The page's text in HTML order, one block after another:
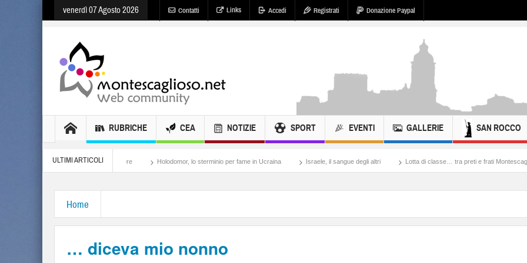
venerdì 07 Agosto 2026 Contatti Links Accedi Registrati Donazione Paypal
RUBRICHE CEA NOTIZIE SPORT EVENTI GALLERIE SAN ROCCO
ULTIMI ARTICOLI
Meloni, il lamento al potere Holodomor, lo sterminio per fame in Ucraina Israele, il sangue degli altri Lotta di classe… tra preti e frati Montescaglioso
Home
… diceva mio nonno